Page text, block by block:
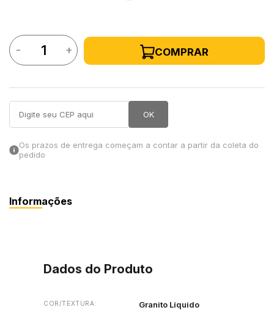
a categoria
- + COMPRAR
OK
Os prazos de entrega começam a contar a partir da coleta do
pedido
Informações
Dados do Produto
COR/TEXTURA:
Granito Líquido